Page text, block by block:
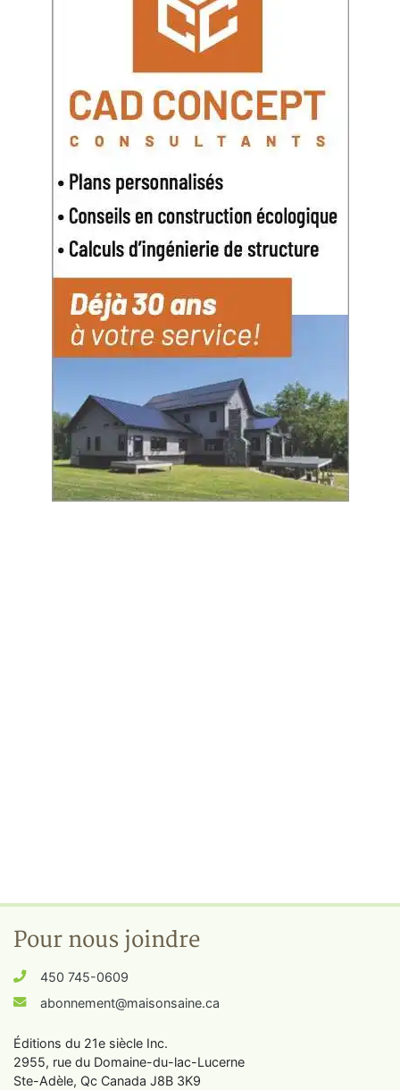
Pour nous joindre
450 745-0609
abonnement@maisonsaine.ca
Éditions du 21e siècle Inc.
2955, rue du Domaine-du-lac-Lucerne
Ste-Adèle, Qc Canada J8B 3K9